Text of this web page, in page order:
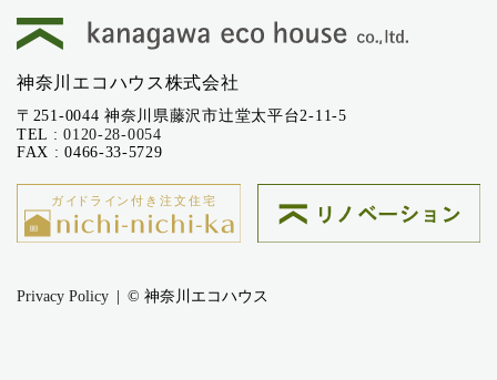
神奈川エコハウス株式会社
〒251-0044 神奈川県藤沢市辻堂太平台2-11-5
TEL :0120-28-0054
FAX : 0466-33-5729
Privacy Policy © 神奈川エコハウス